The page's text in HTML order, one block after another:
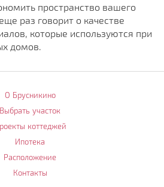
пространство вашего
раз говорит о качестве
которые используются при
домов.
О Брусникино
Выбрать участок
коттеджей
Ипотека
Расположение
Контакты